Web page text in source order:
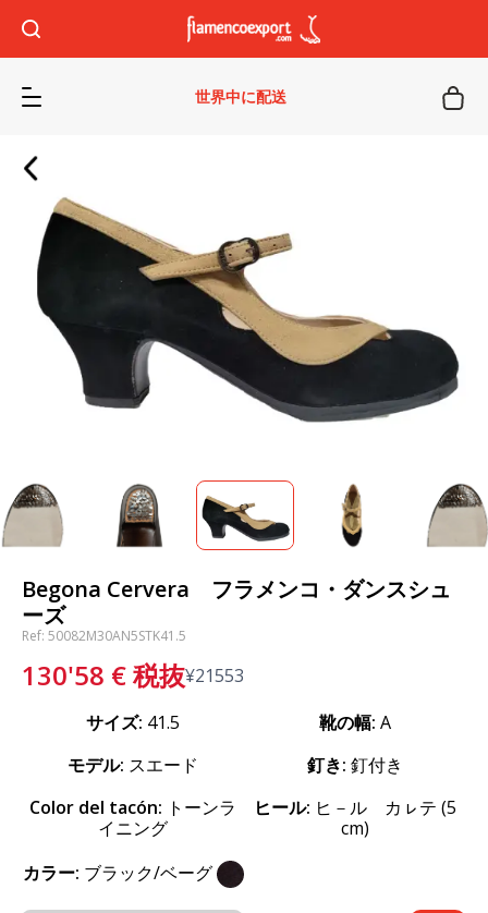
世界中に配送
Begona Cervera フラメンコ・ダンスシュ
ーズ
Ref: 50082M30AN5STK41.5
130'58 €税抜¥21553
サイズ: 41.5 靴の幅: A
モデル: スエード 釘き: 釘付き
Color del tacón: トーンラ
イニング
ヒール: ヒ－ル カㇾテ (5
cm)
カラー: ブラック/ベーグ